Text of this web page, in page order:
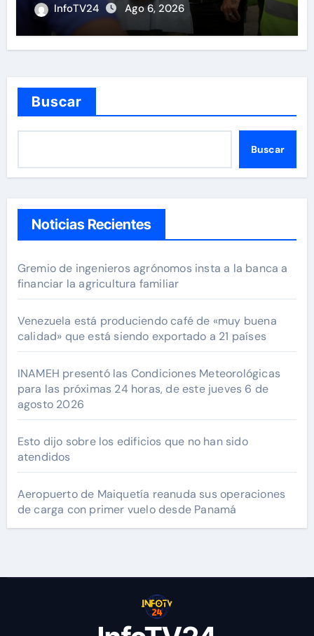
InfoTV24 Ago 6, 2026
Buscar
Buscar
Noticias Recientes
Gremio de ingenieros agrónomos insta a la banca a
financiar la agricultura familiar
Venezuela está produciendo café de «muy buena
calidad» que está siendo exportado a 21 países
INAMEH presentó las Condiciones Meteorológicas
para las próximas 24 horas, de este jueves 6 de
agosto 2026
Esto dijo sobre los edificios que no han sido
atendidos
Aeropuerto de Maiquetía reanuda sus operaciones
de carga con primer vuelo desde Panamá